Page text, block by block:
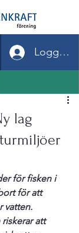
Logga in
lag
för fisken i
för att
vatten.
riskerar att